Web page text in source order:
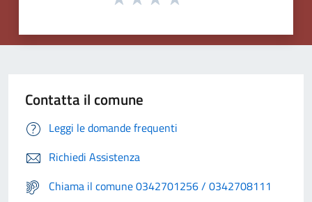
Contatta il comune
Leggi le domande frequenti
Richiedi Assistenza
Chiama il comune 0342701256 / 0342708111